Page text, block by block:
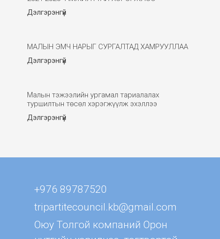
Дэлгэрэнгүй
МАЛЫН ЭМЧ НАРЫГ СУРГАЛТАД ХАМРУУЛЛАА
Дэлгэрэнгүй
Малын тэжээлийн ургамал тариалалах
туршилтын төсөл хэрэгжүүлж эхэллээ
Дэлгэрэнгүй
+976 89787520
tripartitecouncil.kb@gmail.com
Оюу Толгой компаний Орон